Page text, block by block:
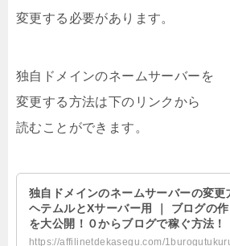
変更する必要があります。
独自ドメインのネームサーバーを
変更する方法は下のリンクから
読むことができます。
独自ドメインのネームサーバーの変更
ヘテムルとXサーバー用 ｜ ブログの
を大公開！０からブログで稼ぐ方法！